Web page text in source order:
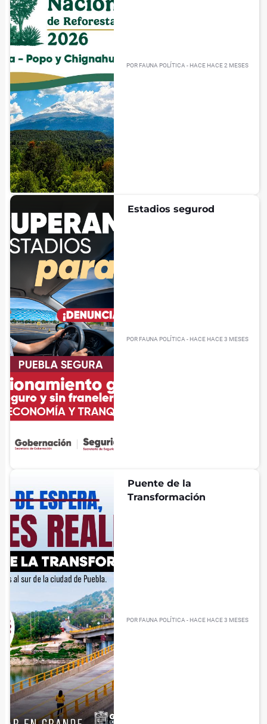
POR FAUNA POLÍTICA - HACE HACE 2 MESES
Estadios segurod
POR FAUNA POLÍTICA - HACE HACE 3 MESES
Puente de la
Transformación
POR FAUNA POLÍTICA - HACE HACE 3 MESES